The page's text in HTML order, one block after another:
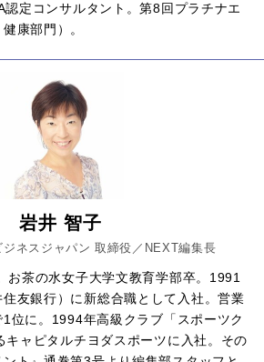
定コンサルタント。第8回プラチナエ
康部門）。
岩井 智子
ネスジャパン 取締役／NEXT編集長
お茶の水女子大学文教育学部卒。1991
友銀行）に新総合職として入社。営業
位に。1994年高級クラブ「スポーツク
キャピタルチヨダスポーツに入社。その